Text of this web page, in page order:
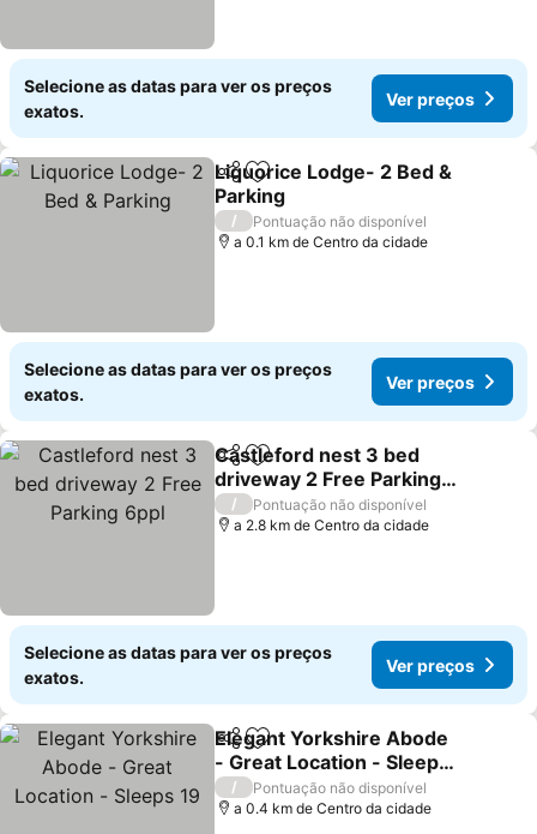
Selecione as datas para ver os preços
exatos.
Ver preços
PartilharAdicionar aos favoritos
Liquorice Lodge- 2 Bed &
Parking
Ver preços
/
Pontuação não disponível
a 0.1 km de Centro da cidade
Selecione as datas para ver os preços
exatos.
Ver preços
PartilharAdicionar aos favoritos
Castleford nest 3 bed
driveway 2 Free Parking
6ppl
Ver preços
/
Pontuação não disponível
a 2.8 km de Centro da cidade
Selecione as datas para ver os preços
exatos.
Ver preços
PartilharAdicionar aos favoritos
Elegant Yorkshire Abode
- Great Location - Sleeps
19
Ver preços
/
Pontuação não disponível
a 0.4 km de Centro da cidade